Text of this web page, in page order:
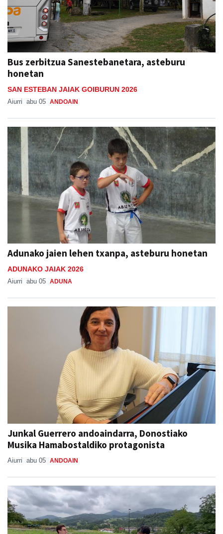
Bus zerbitzua Sanestebanetara, asteburu
honetan
SAN ESTEBAN JAIAK GOIBURUN 2026
Aiurri abu 05 ANDOAIN
Adunako jaien lehen txanpa, asteburu honetan
ADUNAKO JAIAK 2026
Aiurri abu 05 ADUNA
Junkal Guerrero andoaindarra, Donostiako
Musika Hamabostaldiko protagonista
Aiurri abu 05 ANDOAIN